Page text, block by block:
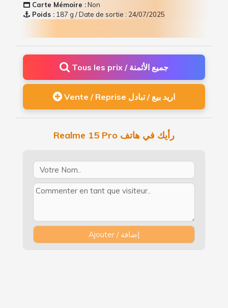
Carte Mémoire :Non
Poids : 187 g / Date de sortie : 24/07/2025
Tous les prix / جميع الأثمنة
Vente / Reprise اريد بيع / تبادل
Realme 15 Pro رأيك في هاتف